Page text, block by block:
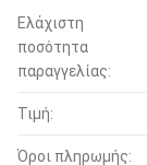
Ελάχιστη
ποσότητα
παραγγελίας:
Τιμή:
Όροι πληρωμής: